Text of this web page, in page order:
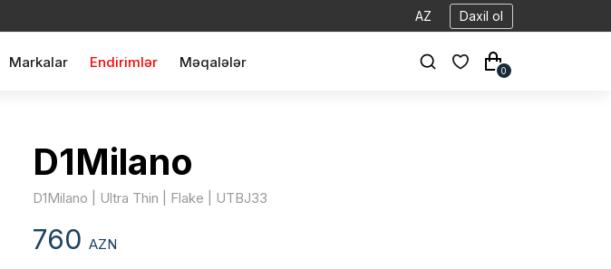
AZ Daxil ol
Markalar Endirimlər Məqalələr
0
D1Milano
D1Milano | Ultra Thin | Flake | UTBJ33
760 AZN